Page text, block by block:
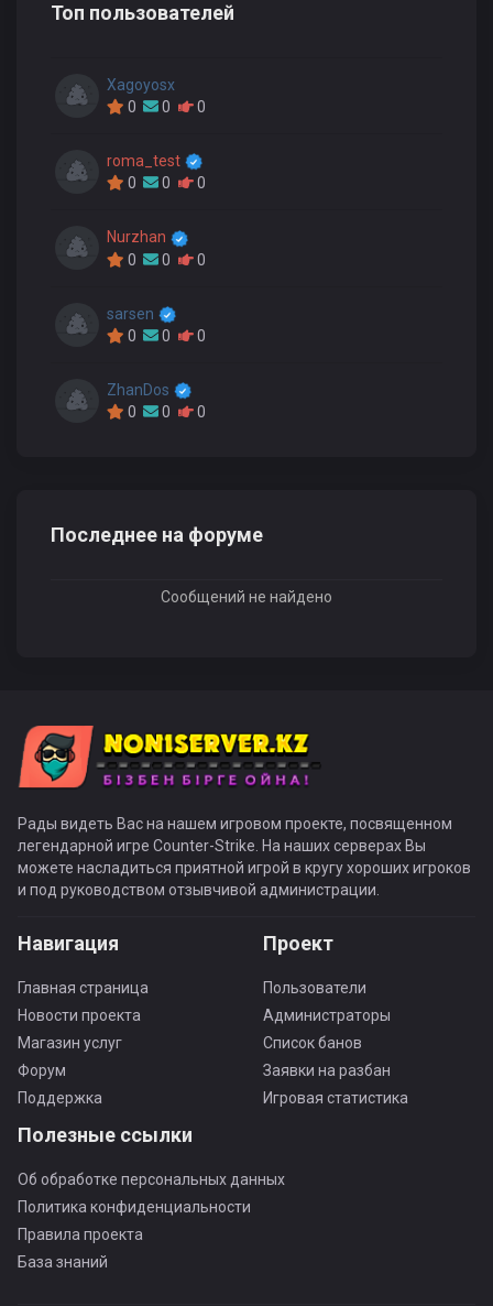
Топ пользователей
Xagoyosx
0
0 0
roma_test
0
0 0
Nurzhan
0
0 0
sarsen
0
0 0
ZhanDos
0
0 0
Последнее на форуме
Сообщений не найдено
Рады видеть Вас на нашем игровом проекте, посвященном
легендарной игре Counter-Strike. На наших серверах Вы
можете насладиться приятной игрой в кругу хороших игроков
и под руководством отзывчивой администрации.
Навигация
Главная страница
Новости проекта
Магазин услуг
Форум
Поддержка
Проект
Пользователи
Администраторы
Список банов
Заявки на разбан
Игровая статистика
Полезные ссылки
Об обработке персональных данных
Политика конфиденциальности
Правила проекта
База знаний